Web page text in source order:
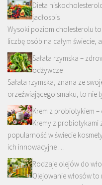
Dieta
jadłospis
Wysoki poziom cholesterolu
liczbę osób na całym świecie,
Sałata rzymska –
odżywcze
Sałata rzymska, znana ze
orzeźwiającego smaku, to nie
Krem z probiotykiem
Kremy z probiotykami
popularność w świecie
ich innowacyjne …
Rodzaje olejów do
Olejowanie włosów